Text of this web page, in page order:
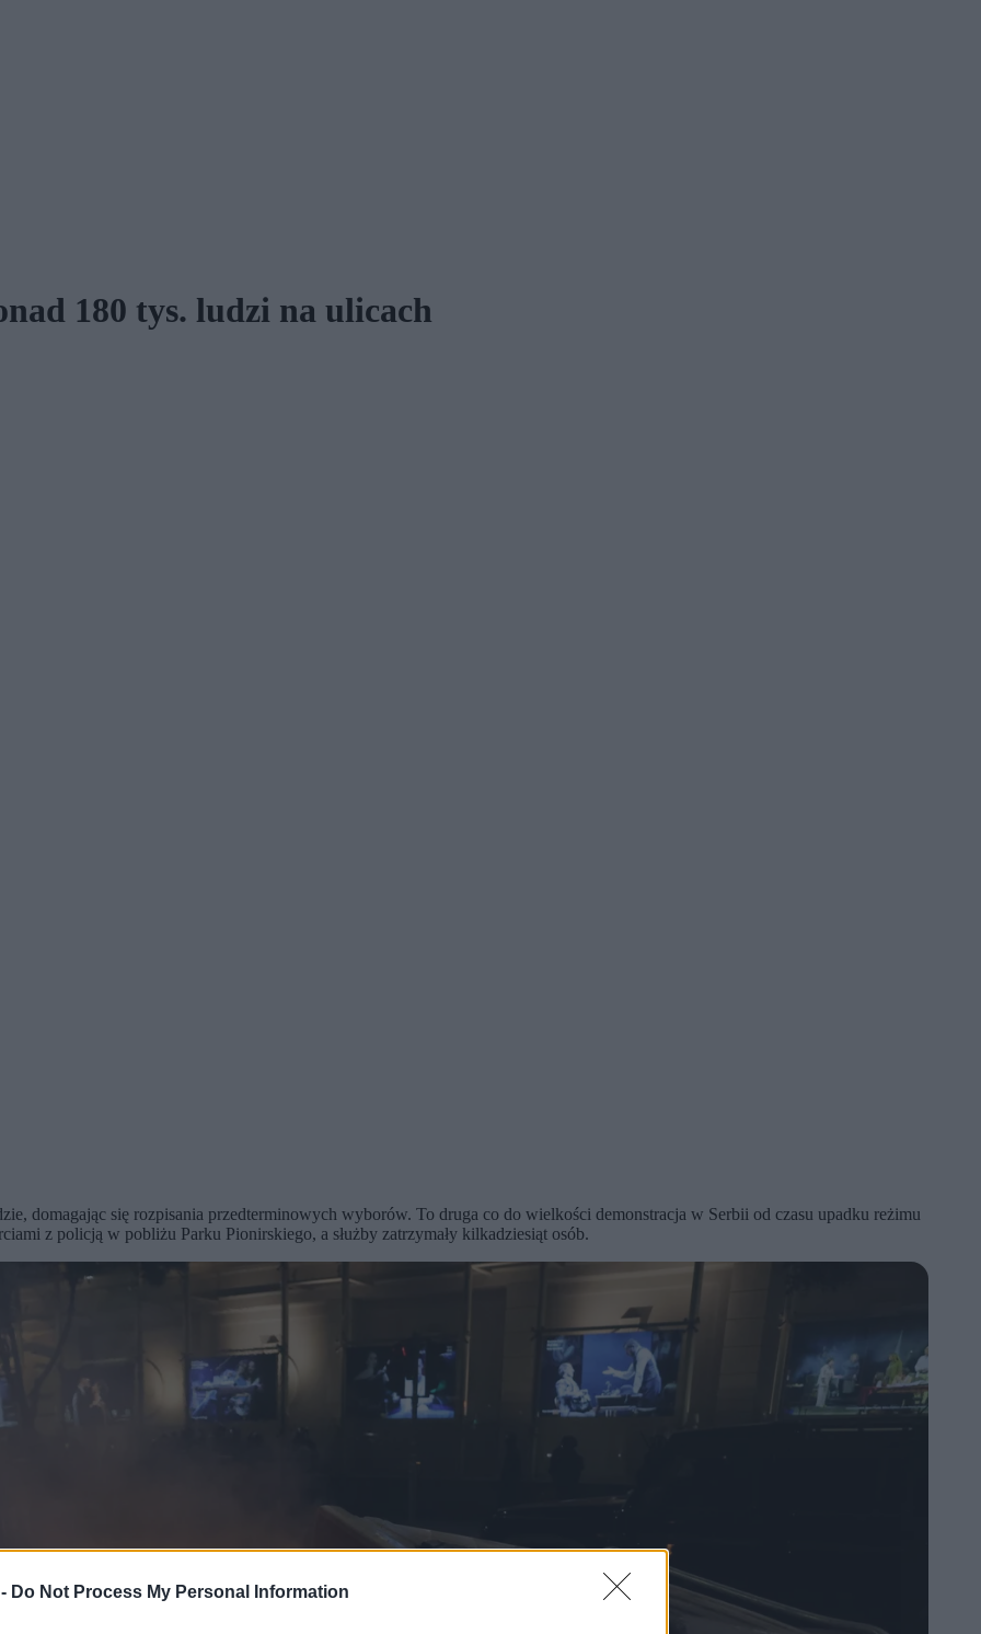
Do Not Process My Personal Information
180 tys. ludzi na ulicach
domagając się rozpisania przedterminowych wyborów. To druga co do wielkości demonstracja w Serbii od czasu upadku reżimu
z policją w pobliżu Parku Pionirskiego, a służby zatrzymały kilkadziesiąt osób.